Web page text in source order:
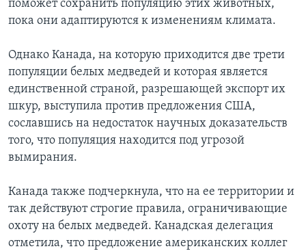
поможет сохранить популяцию этих животных,
пока они адаптируются к изменениям климата.
Однако Канада, на которую приходится две трети
популяции белых медведей и которая является
единственной страной, разрешающей экспорт их
шкур, выступила против предложения США,
сославшись на недостаток научных доказательств
того, что популяция находится под угрозой
вымирания.
Канада также подчеркнула, что на ее территории и
так действуют строгие правила, ограничивающие
охоту на белых медведей. Канадская делегация
отметила, что предложение американских коллег